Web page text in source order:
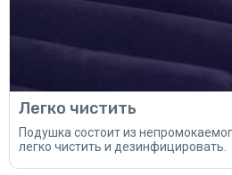
Легко чистить
Подушка состоит из
легко чистить и дезинфицировать.